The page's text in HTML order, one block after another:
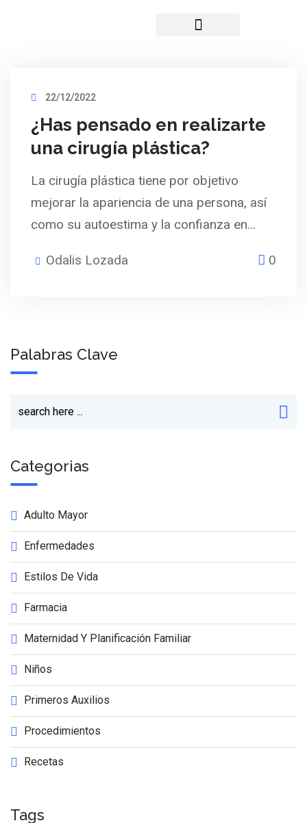
22/12/2022
¿Has pensado en realizarte
una cirugía plástica?
La cirugía plástica tiene por objetivo
mejorar la apariencia de una persona, así
como su autoestima y la confianza en…
Odalis Lozada 0
Palabras Clave
Categorias
Adulto Mayor
Enfermedades
Estilos De Vida
Farmacia
Maternidad Y Planificación Familiar
Niños
Primeros Auxilios
Procedimientos
Recetas
Tags